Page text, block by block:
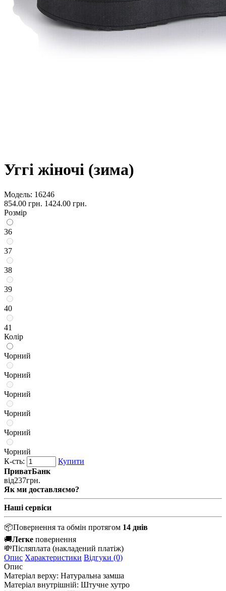
Уггі жіночі (зима)
Модель: 16246
854.00 грн. 1424.00 грн.
Розмір
36
37
38
39
40
41
Колір
Чорний
Чорний
Чорний
Чорний
Чорний
Чорний
К-сть:
Купити
ПриватБанк
від237грн.
Як ми доставляємо?
Наші сервіси
📦Повернення та обмін протягом 14 днів
🚚Легке повернення
💸Післяплата (накладений платіж)
Опис Характеристики Відгуки (0)
Опис
Матеріал верху: Натуральна замша
Матеріал внутрішній: Штучне хутро